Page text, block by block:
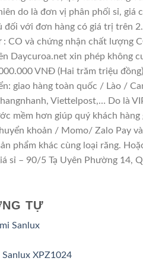
do là đơn vị phân phối sỉ,
đối với đơn hàng có giá trị trên
CO và chứng nhận chất lượng
Daycuroa.net xin phép không
VNĐ (Hai trăm triệu
giao hàng toàn quốc / Lào /
Viettelpost,… Do là
mềm hơn giúp quý khách
khoản / Momo/ Zalo Pay
phẩm khác cùng loại răng.
sỉ – 90/5 Tạ Uyên Phường 14,
TỰ
XPZ1024